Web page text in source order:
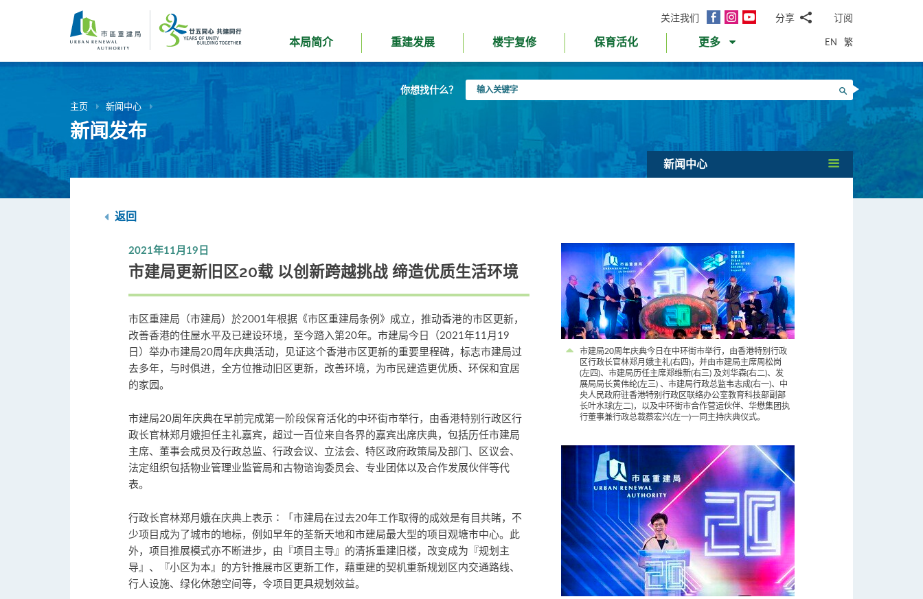
内
关注我们
面
InstagramYouTube分享
邮WhatsApp
微
信
面
书Twitter
LinkedIn
微
订阅
本局简介 重建发展 楼宇复修 保育活化 更多 EN 繁
你想找什么？
入
搜寻
主页 新闻中心
新闻发布
新闻中心
返回
市建局20周年庆典今日在中环街市举行，由香港特别行政
区行政长官林郑月娥主礼(右四)，并由市建局主席周松岗
(左四)、市建局历任主席郑维新(右三) 及刘华森(右二)、发
展局局长黄伟纶(左三) 、市建局行政总监韦志成(右一)、中
央人民政府驻香港特别行政区联络办公室教育科技部副部
长叶水球(左二)，以及中环街市合作营运伙伴、华懋集团执
行董事兼行政总裁蔡宏兴(左一)一同主持庆典仪式。
2021年11月19日
市建局更新旧区20载 以创新跨越挑战 缔造优质生活环境
市区重建局（市建局）於2001年根据《市区重建局条例》成立，推动香港的市区更新，
改善香港的住屋水平及已建设环境，至今踏入第20年。市建局今日（2021年11月19
日）举办市建局20周年庆典活动，见证这个香港市区更新的重要里程碑，标志市建局过
去多年，与时俱进，全方位推动旧区更新，改善环境，为市民建造更优质、环保和宜居
的家园。
市建局20周年庆典在早前完成第一阶段保育活化的中环街市举行，由香港特别行政区行
政长官林郑月娥担任主礼嘉宾，超过一百位来自各界的嘉宾出席庆典，包括历任市建局
主席、董事会成员及行政总监、行政会议、立法会、特区政府政策局及部门、区议会、
法定组织包括物业管理业监管局和古物谘询委员会、专业团体以及合作发展伙伴等代
表。
行政长官林郑月娥在庆典上表示∶「市建局在过去20年工作取得的成效是有目共睹，不
少项目成为了城市的地标，例如早年的荃新天地和市建局最大型的项目观塘市中心。此
外，项目推展模式亦不断进步，由『项目主导』的清拆重建旧楼，改变成为『规划主
导』、『小区为本』的方针推展市区更新工作，藉重建的契机重新规划区内交通路线、
行人设施、绿化休憩空间等，令项目更具规划效益。